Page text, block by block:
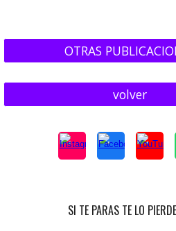
OTRAS
volver
SI TE PARAS TE LO